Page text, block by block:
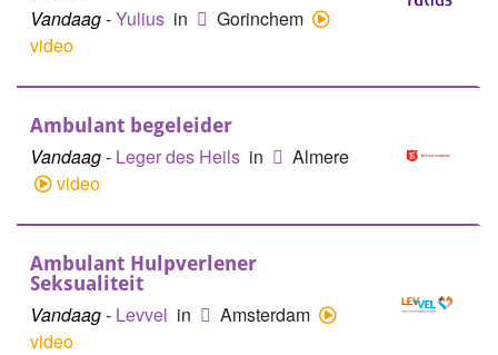
Vandaag-Yulius in
Gorinchem
video
Ambulant begeleider
Vandaag- Leger des Heils in
Almere
video
Ambulant Hulpverlener
Seksualiteit
Vandaag- Levvel in
Amsterdam
video